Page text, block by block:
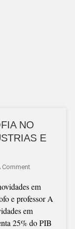
NO
E
CommentOn
SOLTYS
(FILOSOFIA
NO
SUL):
em
e professor A
em
25% do PIB